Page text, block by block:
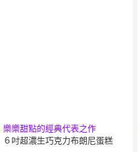
樂樂甜點的經典代表之作
６吋超濃生巧克力布朗尼蛋糕